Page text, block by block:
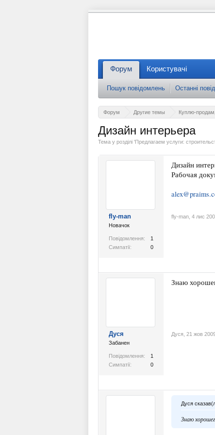
Форум Другие темы Куплю-
Дизайн интерьера
Тема у розділі 'Предлагаем услуги:
fly-man
Новачок
Повідомлення:
1
Симпатії:
0
Дизайн
Рабочая
fly-man 4 лис
Дуся
Забанен
Повідомлення:
1
Симпатії:
0
Знаю
Дуся 21 жов
Дуся
Знаю
Форум
Пошук повідомлень Останні
Користувачі